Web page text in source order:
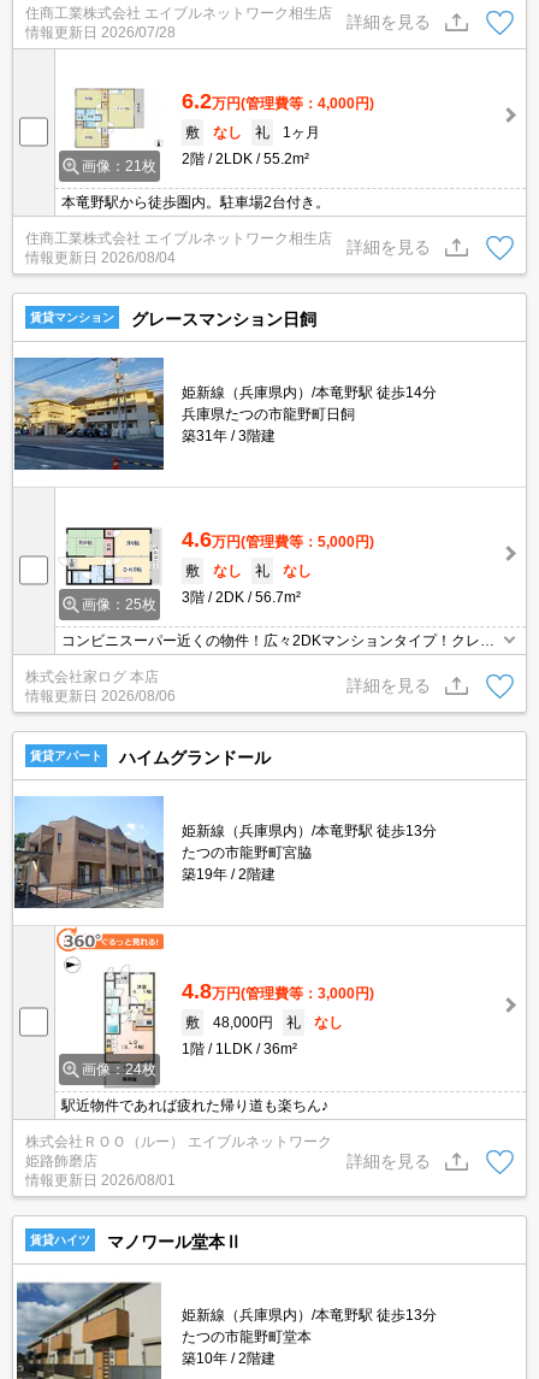
住商工業株式会社 エイブルネットワーク相生店
情報更新日 2026/07/28
詳細を見る
画像：21枚
6.2万円(管理費等：4,000円)
敷
なし 礼
1ヶ月
2階
2LDK 55.2m²
本竜野駅から徒歩圏内。駐車場2台付き。
住商工業株式会社 エイブルネットワーク相生店
情報更新日 2026/08/04
詳細を見る
賃貸マンション グレースマンション日飼
姫新線（兵庫県内）/本竜野駅 徒歩14分
兵庫県たつの市龍野町日飼
築31年
3階建
画像：25枚
4.6万円(管理費等：5,000円)
敷
なし 礼
なし
3階
2DK 56.7m²
コンビニスーパー近くの物件！広々2DKマンションタイプ！クレジ
ット決済可能です☆
株式会社家ログ 本店
情報更新日 2026/08/06
詳細を見る
賃貸アパート ハイムグランドール
姫新線（兵庫県内）/本竜野駅 徒歩13分
たつの市龍野町宮脇
築19年
2階建
画像：24枚
4.8万円(管理費等：3,000円)
敷
48,000円 礼
なし
1階
1LDK 36m²
駅近物件であれば疲れた帰り道も楽ちん♪
株式会社ＲＯＯ（ルー） エイブルネットワーク
姫路飾磨店
情報更新日 2026/08/01
詳細を見る
賃貸ハイツ マノワール堂本Ⅱ
姫新線（兵庫県内）/本竜野駅 徒歩13分
たつの市龍野町堂本
築10年
2階建